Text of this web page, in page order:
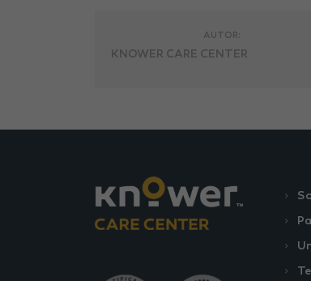
AUTOR:
KNOWER CARE CENTER